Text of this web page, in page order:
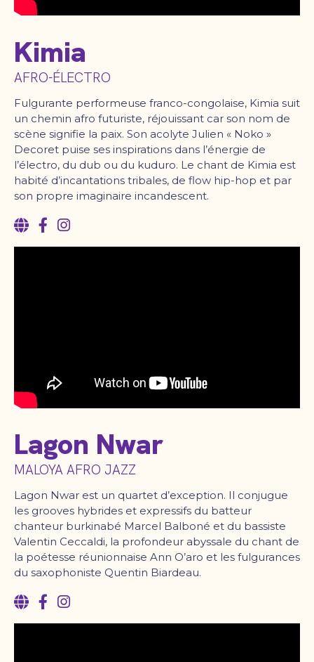
Kimia
AFRO-ÉLECTRO
Fulgurante performeuse franco-congolaise, Kimia suit
un chemin afro futuriste, réjouissant car son nom de
scène signifie la paix. Son acolyte Julien « Noko »
Decoret puise ses inspirations dans l’énergie de
l’électro, du dub ou du kuduro. Le chant de Kimia est
habité d’incantations tribales, de flow hip-hop et par
son propre imaginaire incandescent.
Lagon Nwar
MALOYA AFRO JAZZ
Lagon Nwar est un quartet d’exception. Il conjugue
les grooves hybrides et expressifs du batteur
chanteur burkinabé Marcel Balboné et du bassiste
Valentin Ceccaldi, la profondeur abyssale du chant de
la poétesse réunionnaise Ann O’aro et les fulgurances
du saxophoniste Quentin Biardeau.